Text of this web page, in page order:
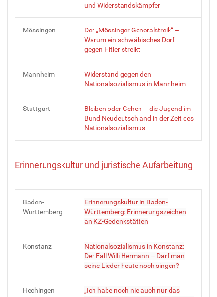
und Widerstandskämpfer
Mössingen
Der „Mössinger Generalstreik“ –
Warum ein schwäbisches Dorf
gegen Hitler streikt
Mannheim
Widerstand gegen den
Nationalsozialismus in Mannheim
Stuttgart
Bleiben oder Gehen – die Jugend im
Bund Neudeutschland in der Zeit des
Nationalsozialismus
Erinnerungskultur und juristische Aufarbeitung
Baden-
Württemberg
Erinnerungskultur in Baden-
Württemberg: Erinnerungszeichen
an KZ-Gedenkstätten
Konstanz
Nationalsozialismus in Konstanz:
Der Fall Willi Hermann – Darf man
seine Lieder heute noch singen?
Hechingen
„Ich habe noch nie auch nur das